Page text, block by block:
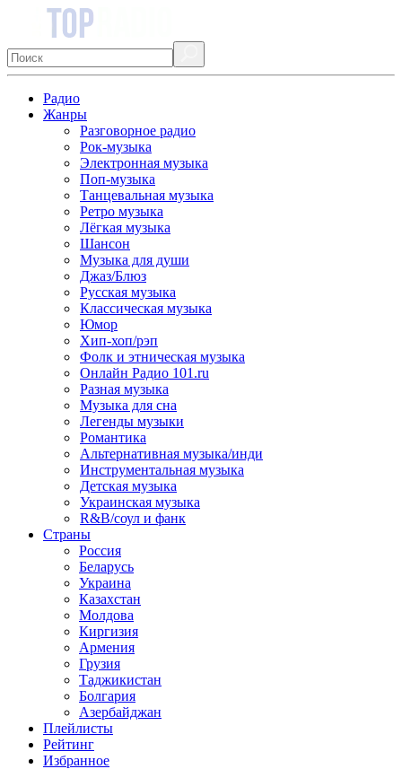
Радио
Жанры
Разговорное радио
Рок-музыка
Электронная музыка
Поп-музыка
Танцевальная музыка
Ретро музыка
Лёгкая музыка
Шансон
Музыка для души
Джаз/Блюз
Русская музыка
Классическая музыка
Юмор
Хип-хоп/рэп
Фолк и этническая музыка
Онлайн Радио 101.ru
Разная музыка
Музыка для сна
Легенды музыки
Романтика
Альтернативная музыка/инди
Инструментальная музыка
Детская музыка
Украинская музыка
R&B/cоул и фанк
Страны
Россия
Беларусь
Украина
Казахстан
Молдова
Киргизия
Армения
Грузия
Таджикистан
Болгария
Азербайджан
Плейлисты
Рейтинг
Избранное